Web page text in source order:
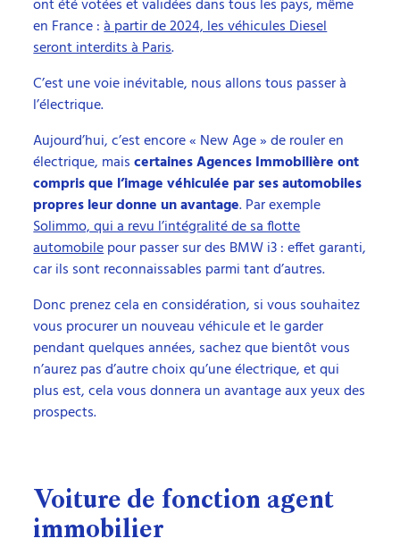
ont été votées et validées dans tous les pays, même
en France :à partir de 2024, les véhicules Diesel
seront interdits à Paris.
C’est une voie inévitable, nous allons tous passer à
l’électrique.
Aujourd’hui, c’est encore « New Age » de rouler en
électrique, maiscertaines Agences Immobilière ont
compris que l’image véhiculée par ses automobiles
propres leur donne un avantage. Par exemple
Solimmo, qui a revu l’intégralité de sa flotte
automobilepour passer sur des BMW i3 : effet garanti,
car ils sont reconnaissables parmi tant d’autres.
Donc prenez cela en considération, si vous souhaitez
vous procurer un nouveau véhicule et le garder
pendant quelques années, sachez que bientôt vous
n’aurez pas d’autre choix qu’une électrique, et qui
plus est, cela vous donnera un avantage aux yeux des
prospects.
Voiture de fonction agent
immobilier